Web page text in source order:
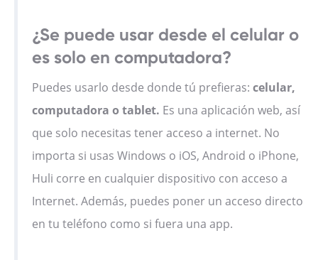
¿Se puede usar desde el celular o
es solo en computadora?
Puedes usarlo desde donde tú prefieras: celular,
computadora o tablet. Es una aplicación web, así
que solo necesitas tener acceso a internet. No
importa si usas Windows o iOS, Android o iPhone,
Huli corre en cualquier dispositivo con acceso a
Internet. Además, puedes poner un acceso directo
en tu teléfono como si fuera una app.